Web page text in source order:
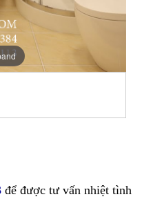
để được tư vấn nhiệt tình